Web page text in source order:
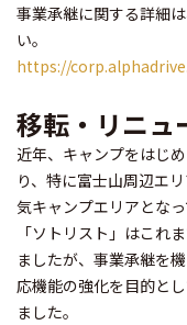
事業承継に関する詳細
い。
https://
移転・リニュ
近年、キャンプをはじ
り、特に富士山周辺エ
気キャンプエリアとなっ
「ソトリスト」はこれ
ましたが、事業承継を
応機能の強化を目的と
ました。